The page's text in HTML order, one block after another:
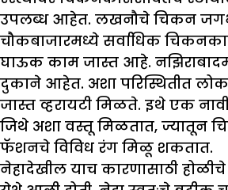
उपलब्ध आहेत. लखनौचे चिकन
चौकबाजारमध्ये सर्वाधिक
घाऊक काम जास्त आहे.
दुकाने आहेत. अशा परिस्थितीत
जास्त व्हरायटी मिळते. इथे एक
जिथे अशा वस्तू मिळतात, ज्यातून
फॅशनचे विविध रंग मिळू शकतात.
नेहादेखील याच कारणासाठी